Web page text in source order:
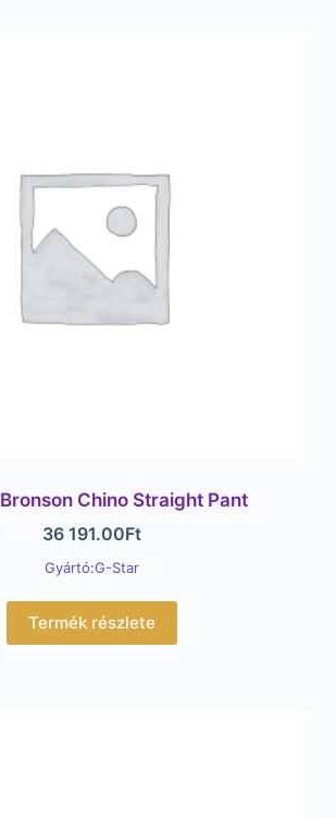
Chino Straight Pant
36 191.00Ft
Gyártó:G-Star
Termék részlete